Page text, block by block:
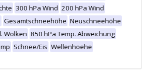
300 hPa Wind 200 hPa Wind
Gesamtschneehöhe Neuschneehöhe
Wolken 850 hPa Temp. Abweichung
Schnee/Eis Wellenhoehe